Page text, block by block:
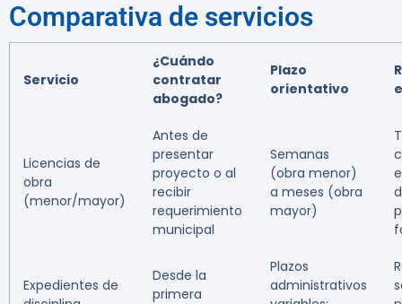
Comparativa de servicios
Servicio
¿Cuándo
contratar
abogado?
Plazo
orientativo
Licencias de
obra
(menor/mayor)
Antes de
presentar
proyecto o al
recibir
requerimiento
municipal
Semanas
(obra menor)
a meses (obra
mayor)
Expedientes de
Desde la
primera
Plazos
administrativos